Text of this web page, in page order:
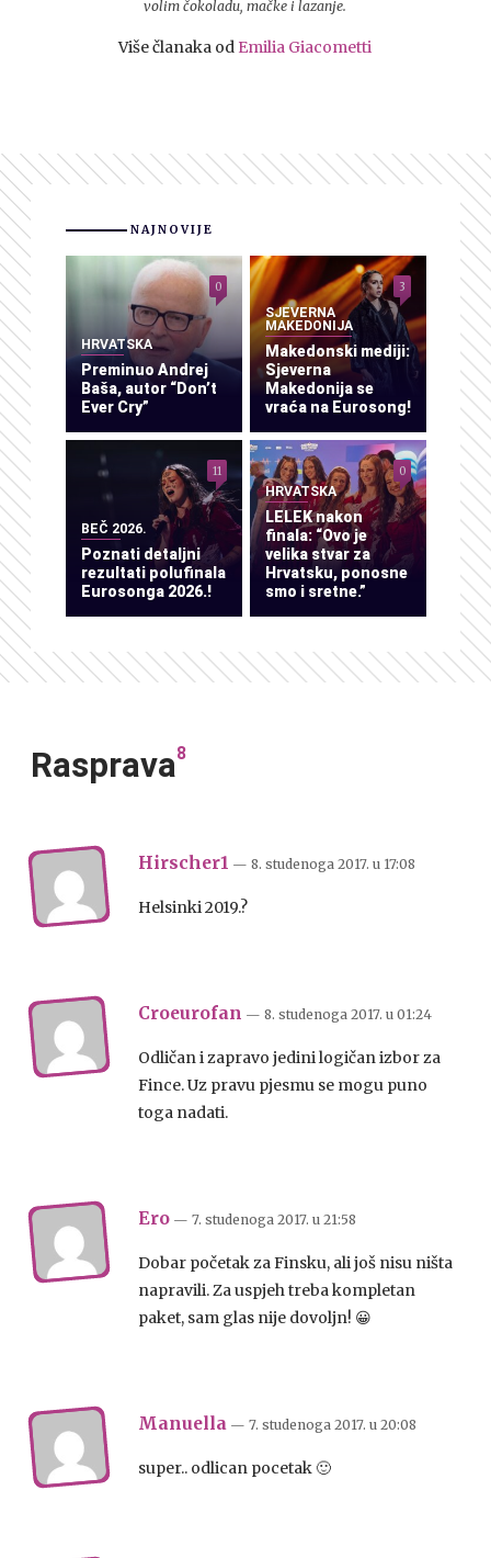
volim čokoladu, mačke i lazanje.
Više članaka od Emilia Giacometti
NAJNOVIJE
HRVATSKA
Preminuo Andrej
Baša, autor “Don’t
Ever Cry”
0
SJEVERNA
MAKEDONIJA
Makedonski mediji:
Sjeverna
Makedonija se
vraća na Eurosong!
3
BEČ 2026.
Poznati detaljni
rezultati polufinala
Eurosonga 2026.!
11
HRVATSKA
LELEK nakon
finala: “Ovo je
velika stvar za
Hrvatsku, ponosne
smo i sretne.”
0
Rasprava8
Hirscher1 — 8. studenoga 2017. u 17:08
Helsinki 2019.?
Croeurofan — 8. studenoga 2017. u 01:24
Odličan i zapravo jedini logičan izbor za
Fince. Uz pravu pjesmu se mogu puno
toga nadati.
Ero — 7. studenoga 2017. u 21:58
Dobar početak za Finsku, ali još nisu ništa
napravili. Za uspjeh treba kompletan
paket, sam glas nije dovoljn! 😀
Manuella — 7. studenoga 2017. u 20:08
super.. odlican pocetak 🙂